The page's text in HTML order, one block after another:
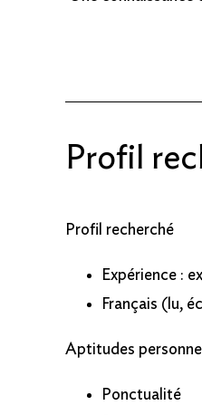
Profil
Profil recherché
Expérience :
Français (lu,
Aptitudes
Ponctualité